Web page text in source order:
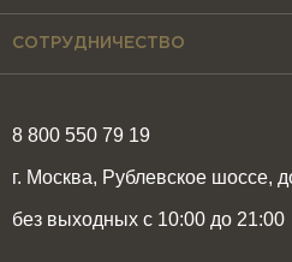
8 800 550 79 19
г. Москва, Рублевское шоссе,
без выходных с 10:00 до 21:00
СОТРУДНИЧЕСТВО